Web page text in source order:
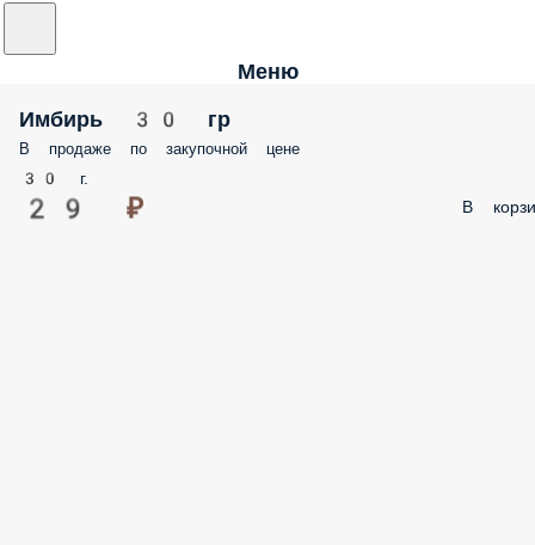
Меню
Имбирь 30 гр
В продаже по закупочной цене
30 г.
29 ₽ В